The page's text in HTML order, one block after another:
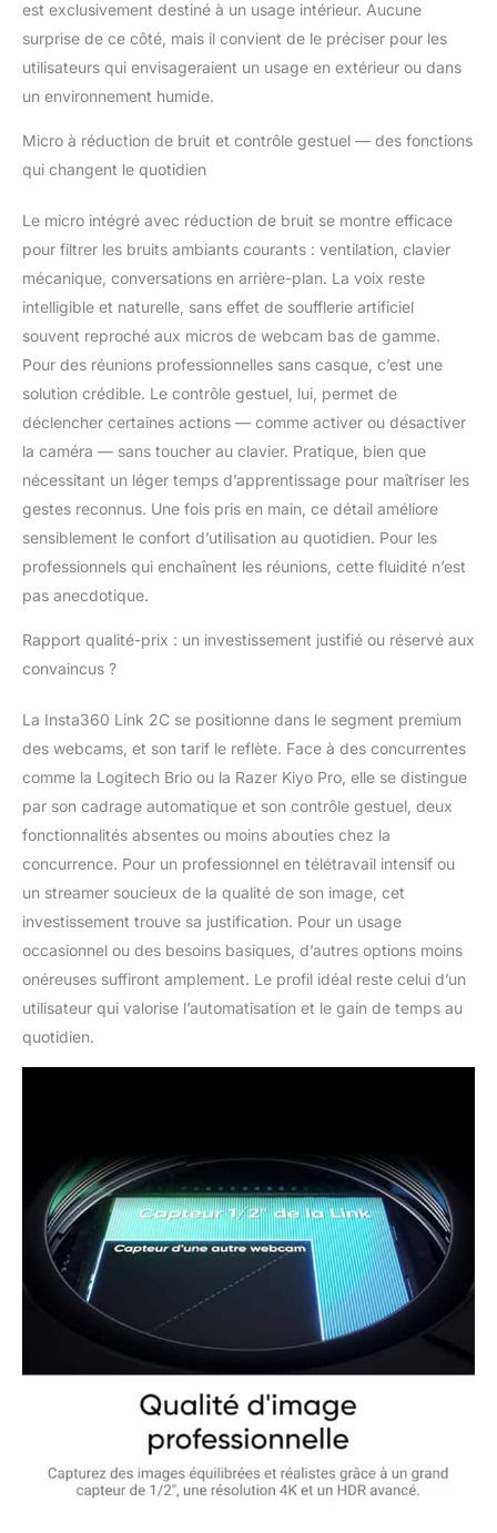
est exclusivement destiné à un usage intérieur. Aucune
surprise de ce côté, mais il convient de le préciser pour les
utilisateurs qui envisageraient un usage en extérieur ou dans
un environnement humide.
Micro à réduction de bruit et contrôle gestuel — des fonctions
qui changent le quotidien
Le micro intégré avec réduction de bruit se montre efficace
pour filtrer les bruits ambiants courants : ventilation, clavier
mécanique, conversations en arrière-plan. La voix reste
intelligible et naturelle, sans effet de soufflerie artificiel
souvent reproché aux micros de webcam bas de gamme.
Pour des réunions professionnelles sans casque, c’est une
solution crédible. Le contrôle gestuel, lui, permet de
déclencher certaines actions — comme activer ou désactiver
la caméra — sans toucher au clavier. Pratique, bien que
nécessitant un léger temps d’apprentissage pour maîtriser les
gestes reconnus. Une fois pris en main, ce détail améliore
sensiblement le confort d’utilisation au quotidien. Pour les
professionnels qui enchaînent les réunions, cette fluidité n’est
pas anecdotique.
Rapport qualité-prix : un investissement justifié ou réservé aux
convaincus ?
La Insta360 Link 2C se positionne dans le segment premium
des webcams, et son tarif le reflète. Face à des concurrentes
comme la Logitech Brio ou la Razer Kiyo Pro, elle se distingue
par son cadrage automatique et son contrôle gestuel, deux
fonctionnalités absentes ou moins abouties chez la
concurrence. Pour un professionnel en télétravail intensif ou
un streamer soucieux de la qualité de son image, cet
investissement trouve sa justification. Pour un usage
occasionnel ou des besoins basiques, d’autres options moins
onéreuses suffiront amplement. Le profil idéal reste celui d’un
utilisateur qui valorise l’automatisation et le gain de temps au
quotidien.